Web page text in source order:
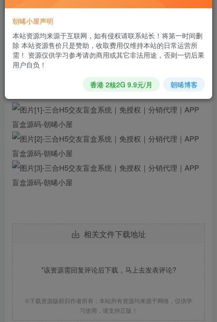
需要php5.6 7.2 需要安装sg11扩展 后台地址 域名/un 默认账
号密码 admin 123123
\Public\vue 这个目录前台的一些图片 \Public 前台 舔狗文
案。
详细教程下载源码就可以看到 。
相关文件下载地址
*该资源需回复评论后下载，马上去发表评论?
©下载资源版权归作者所有；本站所有资源均来源于网络，仅供学
习使用，请支持正版！
朝晞小屋声明
本站资源均来源于互联网，如有侵权请联系站长！将第一时间删
除 本站资源售价只是赞助，收取费用仅维持本站的日常运营所
需！ 资源仅供学习参考请勿商用或其它非法用途，否则一切后果
用户自负！
香港 2核2G 9.9元/月 朝晞博客